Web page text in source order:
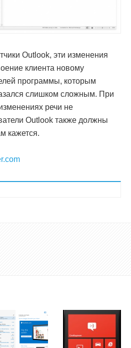
Outlook, эти изменения
клиента новому
программы, которым
слишком сложным. При
речи не
Outlook также должны
кажется.